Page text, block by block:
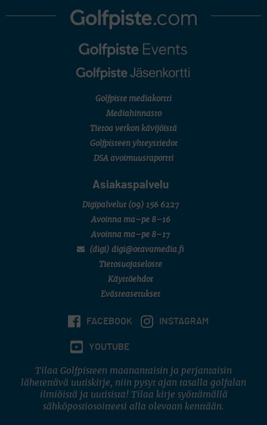
Golfpiste mediakortti
Mediahinnasto
Tietoa verkon kävijöistä
Golfpisteen yhteystiedot
DSA avoimuusraportti
Asiakaspalvelu
Digipalvelut (09) 156 6227
Avoinna ma–pe 8–16
Avoinna ma–pe 8–17
(digi) digi@otavamedia.fi
Tietosuojaseloste
Käyttöehdot
Evästeasetukset
FACEBOOK INSTAGRAM
YOUTUBE
Tilaa Golfpisteen maanantaisin ja perjantaisin
lähetettävä uutiskirje, niin pysyt ajan tasalla golfalan
ilmiöistä ja uutisista! Tilaa kirje syöttämällä
sähköpostiosoitteesi alla olevaan kenttään.